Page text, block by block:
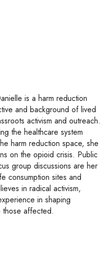
is a harm reduction
and background of lived
activism and outreach.
the healthcare system
harm reduction space, she
on the opioid crisis. Public
group discussions are her
consumption sites and
in radical activism,
in shaping
those affected.